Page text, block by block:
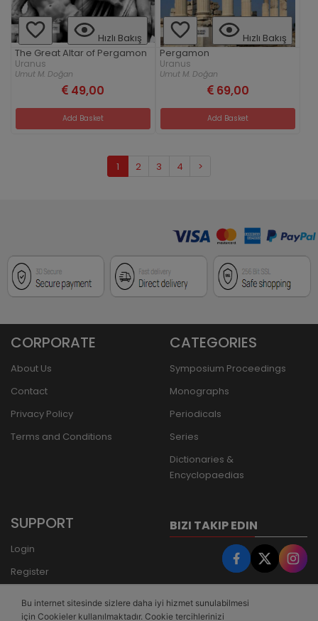
Hızlı Bakış
The Great Altar of Pergamon
Uranus
Umut M. Doğan
49,00
Add Basket
Hızlı Bakış
Pergamon
Uranus
Umut M. Doğan
69,00
Add Basket
1 2 3 4 >
CORPORATE
About Us
Contact
Privacy Policy
Terms and Conditions
CATEGORIES
Symposium Proceedings
Monographs
Periodicals
Series
Dictionaries &
Encyclopaedias
SUPPORT
Login
Register
Bank Transfer
BIZI TAKIP EDIN
Bu internet sitesinde sizlere daha iyi hizmet sunulabilmesi
için Cookieler kullanılmaktadır. Cookie tercihlerinizi